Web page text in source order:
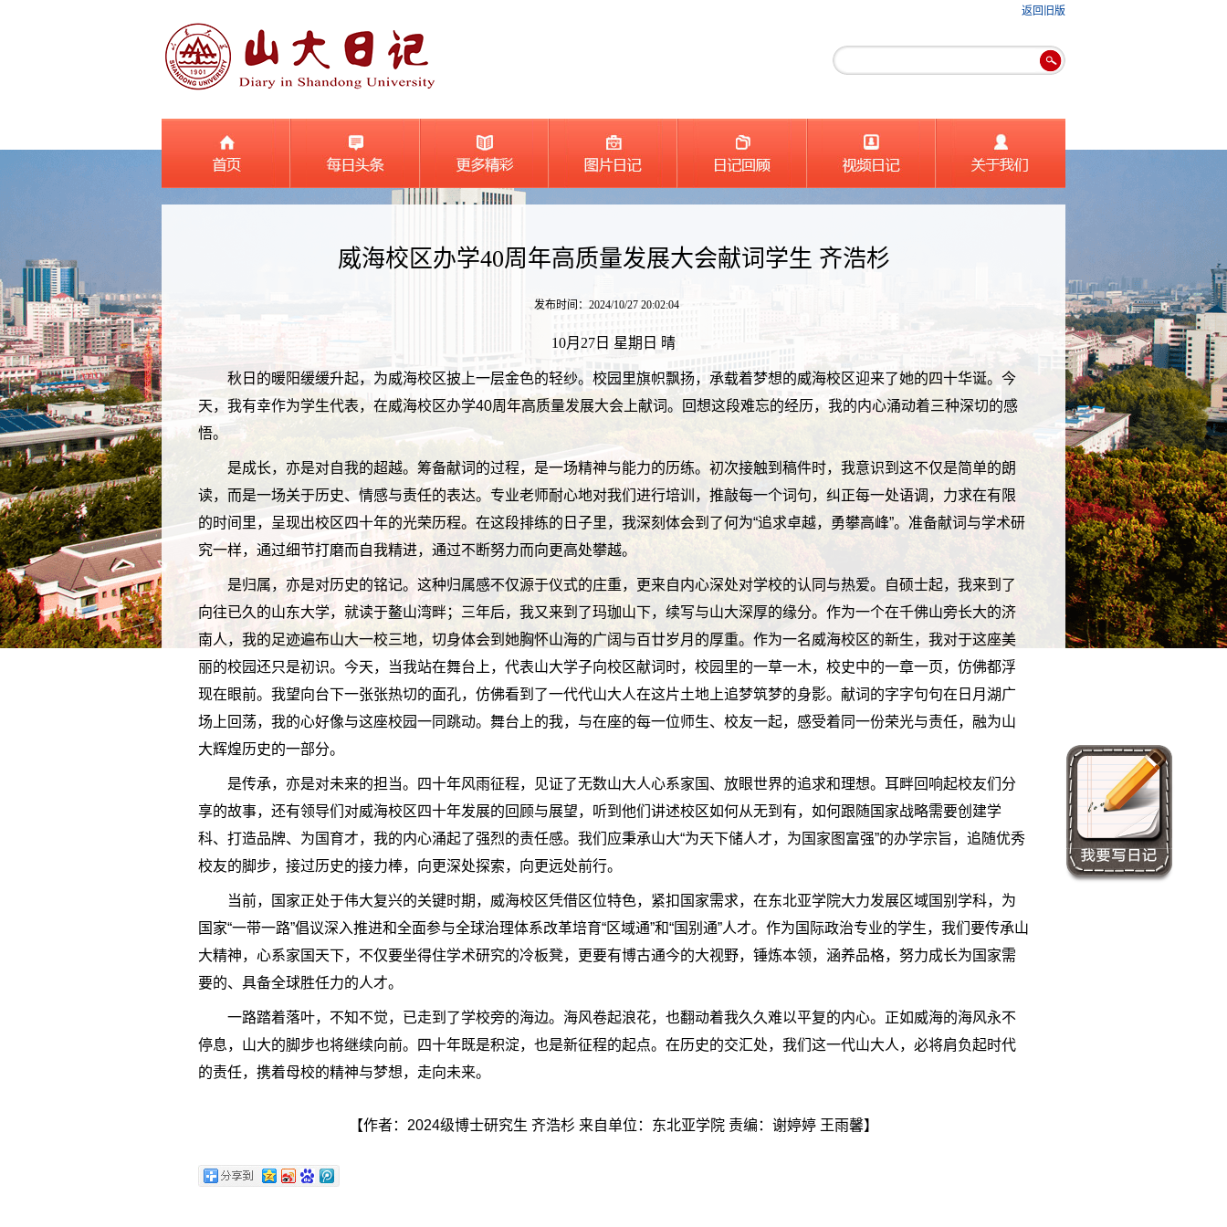
返回旧版
威海校区办学40周年高质量发展大会献词学生 齐浩杉
发布时间：2024/10/27 20:02:04
10月27日 星期日 晴
秋日的暖阳缓缓升起，为威海校区披上一层金色的轻纱。校园里旗帜飘扬，承载着梦想的威海校区迎来了她的四十华诞。今
天，我有幸作为学生代表，在威海校区办学40周年高质量发展大会上献词。回想这段难忘的经历，我的内心涌动着三种深切的感
悟。
是成长，亦是对自我的超越。筹备献词的过程，是一场精神与能力的历练。初次接触到稿件时，我意识到这不仅是简单的朗
读，而是一场关于历史、情感与责任的表达。专业老师耐心地对我们进行培训，推敲每一个词句，纠正每一处语调，力求在有限
的时间里，呈现出校区四十年的光荣历程。在这段排练的日子里，我深刻体会到了何为“追求卓越，勇攀高峰”。准备献词与学术研
究一样，通过细节打磨而自我精进，通过不断努力而向更高处攀越。
是归属，亦是对历史的铭记。这种归属感不仅源于仪式的庄重，更来自内心深处对学校的认同与热爱。自硕士起，我来到了
向往已久的山东大学，就读于鳌山湾畔；三年后，我又来到了玛珈山下，续写与山大深厚的缘分。作为一个在千佛山旁长大的济
南人，我的足迹遍布山大一校三地，切身体会到她胸怀山海的广阔与百廿岁月的厚重。作为一名威海校区的新生，我对于这座美
丽的校园还只是初识。今天，当我站在舞台上，代表山大学子向校区献词时，校园里的一草一木，校史中的一章一页，仿佛都浮
现在眼前。我望向台下一张张热切的面孔，仿佛看到了一代代山大人在这片土地上追梦筑梦的身影。献词的字字句句在日月湖广
场上回荡，我的心好像与这座校园一同跳动。舞台上的我，与在座的每一位师生、校友一起，感受着同一份荣光与责任，融为山
大辉煌历史的一部分。
是传承，亦是对未来的担当。四十年风雨征程，见证了无数山大人心系家国、放眼世界的追求和理想。耳畔回响起校友们分
享的故事，还有领导们对威海校区四十年发展的回顾与展望，听到他们讲述校区如何从无到有，如何跟随国家战略需要创建学
科、打造品牌、为国育才，我的内心涌起了强烈的责任感。我们应秉承山大“为天下储人才，为国家图富强”的办学宗旨，追随优秀
校友的脚步，接过历史的接力棒，向更深处探索，向更远处前行。
当前，国家正处于伟大复兴的关键时期，威海校区凭借区位特色，紧扣国家需求，在东北亚学院大力发展区域国别学科，为
国家“一带一路”倡议深入推进和全面参与全球治理体系改革培育“区域通”和“国别通”人才。作为国际政治专业的学生，我们要传承山
大精神，心系家国天下，不仅要坐得住学术研究的冷板凳，更要有博古通今的大视野，锤炼本领，涵养品格，努力成长为国家需
要的、具备全球胜任力的人才。
一路踏着落叶，不知不觉，已走到了学校旁的海边。海风卷起浪花，也翻动着我久久难以平复的内心。正如威海的海风永不
停息，山大的脚步也将继续向前。四十年既是积淀，也是新征程的起点。在历史的交汇处，我们这一代山大人，必将肩负起时代
的责任，携着母校的精神与梦想，走向未来。
【作者：2024级博士研究生 齐浩杉 来自单位：东北亚学院 责编：谢婷婷 王雨馨】